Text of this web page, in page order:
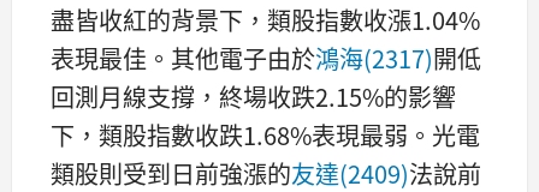
盡皆收紅的背景下，類股指數收漲1.04%
表現最佳。其他電子由於鴻海(2317)開低
回測月線支撐，終場收跌2.15%的影響
下，類股指數收跌1.68%表現最弱。光電
類股則受到日前強漲的友達(2409)法說前